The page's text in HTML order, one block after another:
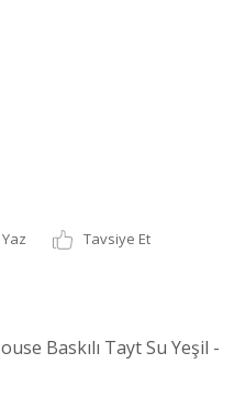
Tavsiye Et
Baskılı Tayt Su Yeşil -